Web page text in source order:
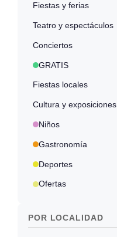
Fiestas y ferias
Teatro y espectáculos
Conciertos
GRATIS
Fiestas locales
Cultura y exposiciones
Niños
Gastronomía
Deportes
Ofertas
POR LOCALIDAD